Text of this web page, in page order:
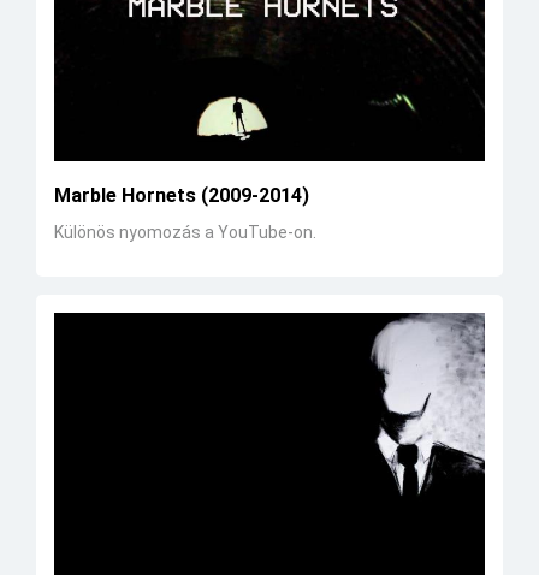
Marble Hornets (2009-2014)
Különös nyomozás a YouTube-on.